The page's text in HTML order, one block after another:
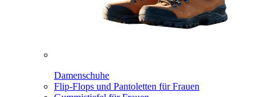
Damenschuhe
Flip-Flops und Pantoletten für Frauen